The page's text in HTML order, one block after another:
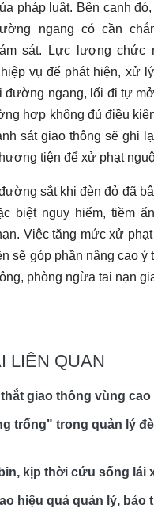
pháp luật. Bên cạnh
ngang có cần
sát. Lực lượng chức
vụ để phát hiện, xử
đường ngang, lối đi tự
hợp không đủ điều
sát giao thông sẽ ghi
tiện để xử phạt
sắt khi đèn đỏ đã
biệt nguy hiểm, tiềm
Việc tăng mức xử
sẽ góp phần nâng cao
phòng ngừa tai nạn
LIÊN QUAN
giao thông vùng cao
trống" trong quản lý
kịp thời cứu sống lái
hiệu quả quản lý, bảo